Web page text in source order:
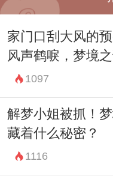
藏的愿望和梦想
和失落。白龙在
者对过去的不满
生命中新的可能
周公解梦强调了
一个梦境都是梦
映。因此，白龙
的幻想，而是在
家门口刮大风的预
风声鹤唳，梦境
1097
解梦小姐被抓！
藏着什么秘密？
1116